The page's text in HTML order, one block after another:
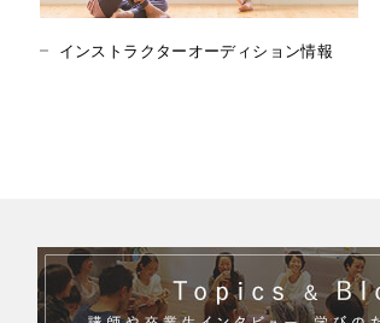
インストラクターオーディション情報